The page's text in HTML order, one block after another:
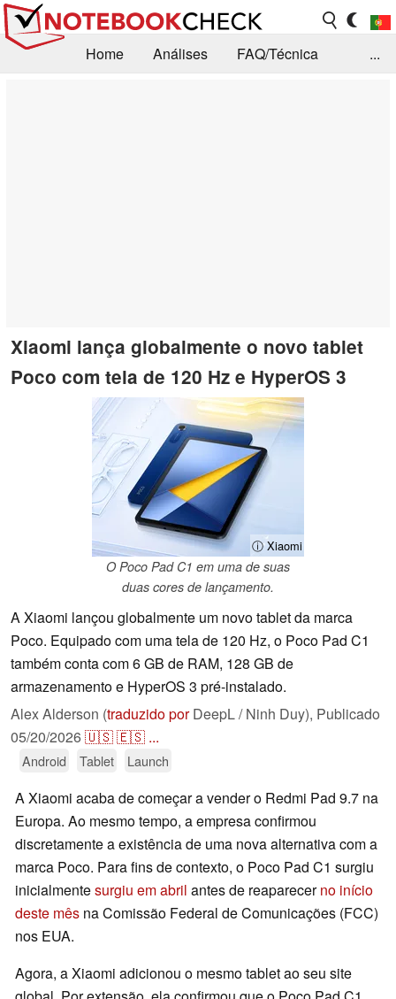
Home Análises
FAQ/Técnica
...
Xiaomi lança globalmente o novo tablet
Poco com tela de 120 Hz e HyperOS 3
ⓘ Xiaomi
O Poco Pad C1 em uma de suas
duas cores de lançamento.
A Xiaomi lançou globalmente um novo tablet da marca
Poco. Equipado com uma tela de 120 Hz, o Poco Pad C1
também conta com 6 GB de RAM, 128 GB de
armazenamento e HyperOS 3 pré-instalado.
Alex Alderson (traduzido porDeepL / Ninh Duy), Publicado
05/20/2026🇺🇸🇪🇸 ...
Android Tablet Launch
A Xiaomi acaba de começar a vender o Redmi Pad 9.7 na
Europa. Ao mesmo tempo, a empresa confirmou
discretamente a existência de uma nova alternativa com a
marca Poco. Para fins de contexto, o Poco Pad C1 surgiu
inicialmentesurgiu em abril antes de reaparecerno início
deste mês na Comissão Federal de Comunicações (FCC)
nos EUA.
Agora, a Xiaomi adicionou o mesmo tablet ao seu site